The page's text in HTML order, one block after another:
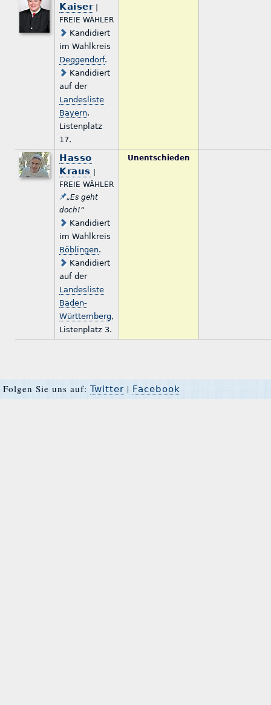
Kaiser|
FREIE WÄHLER
Kandidiert
im Wahlkreis
Deggendorf.
Kandidiert
auf der
Landesliste
Bayern,
Listenplatz
17.
Hasso
Kraus
FREIE WÄHLER
„Es geht
doch!“
Kandidiert
im Wahlkreis
Böblingen.
Kandidiert
auf der
Landesliste
Baden-
Württemberg,
Listenplatz 3.
Unentschieden
Folgen Sie uns auf: Twitter | Facebook